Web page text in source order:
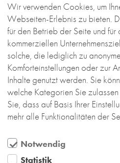
Wir verwenden Cookies, um
Webseiten-Erlebnis zu bieten.
für den Betrieb der Seite und für
kommerziellen
solche, die lediglich zu
Komforteinstellungen oder zur
Inhalte genutzt werden. Sie
welche Kategorien Sie
Sie, dass auf Basis Ihrer
mehr alle Funktionalitäten der
Notwendig
Statistik